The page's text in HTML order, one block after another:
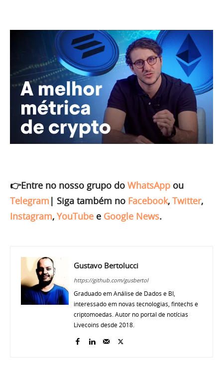
👉Entre no nosso grupo do WhatsApp ou
Telegram | Siga também no Facebook, Twitter,
Instagram, YouTube e Google News.
Gustavo Bertolucci
https://github.com/gusbertol
Graduado em Análise de Dados e BI,
interessado em novas tecnologias, fintechs e
criptomoedas. Autor no portal de notícias
Livecoins desde 2018.